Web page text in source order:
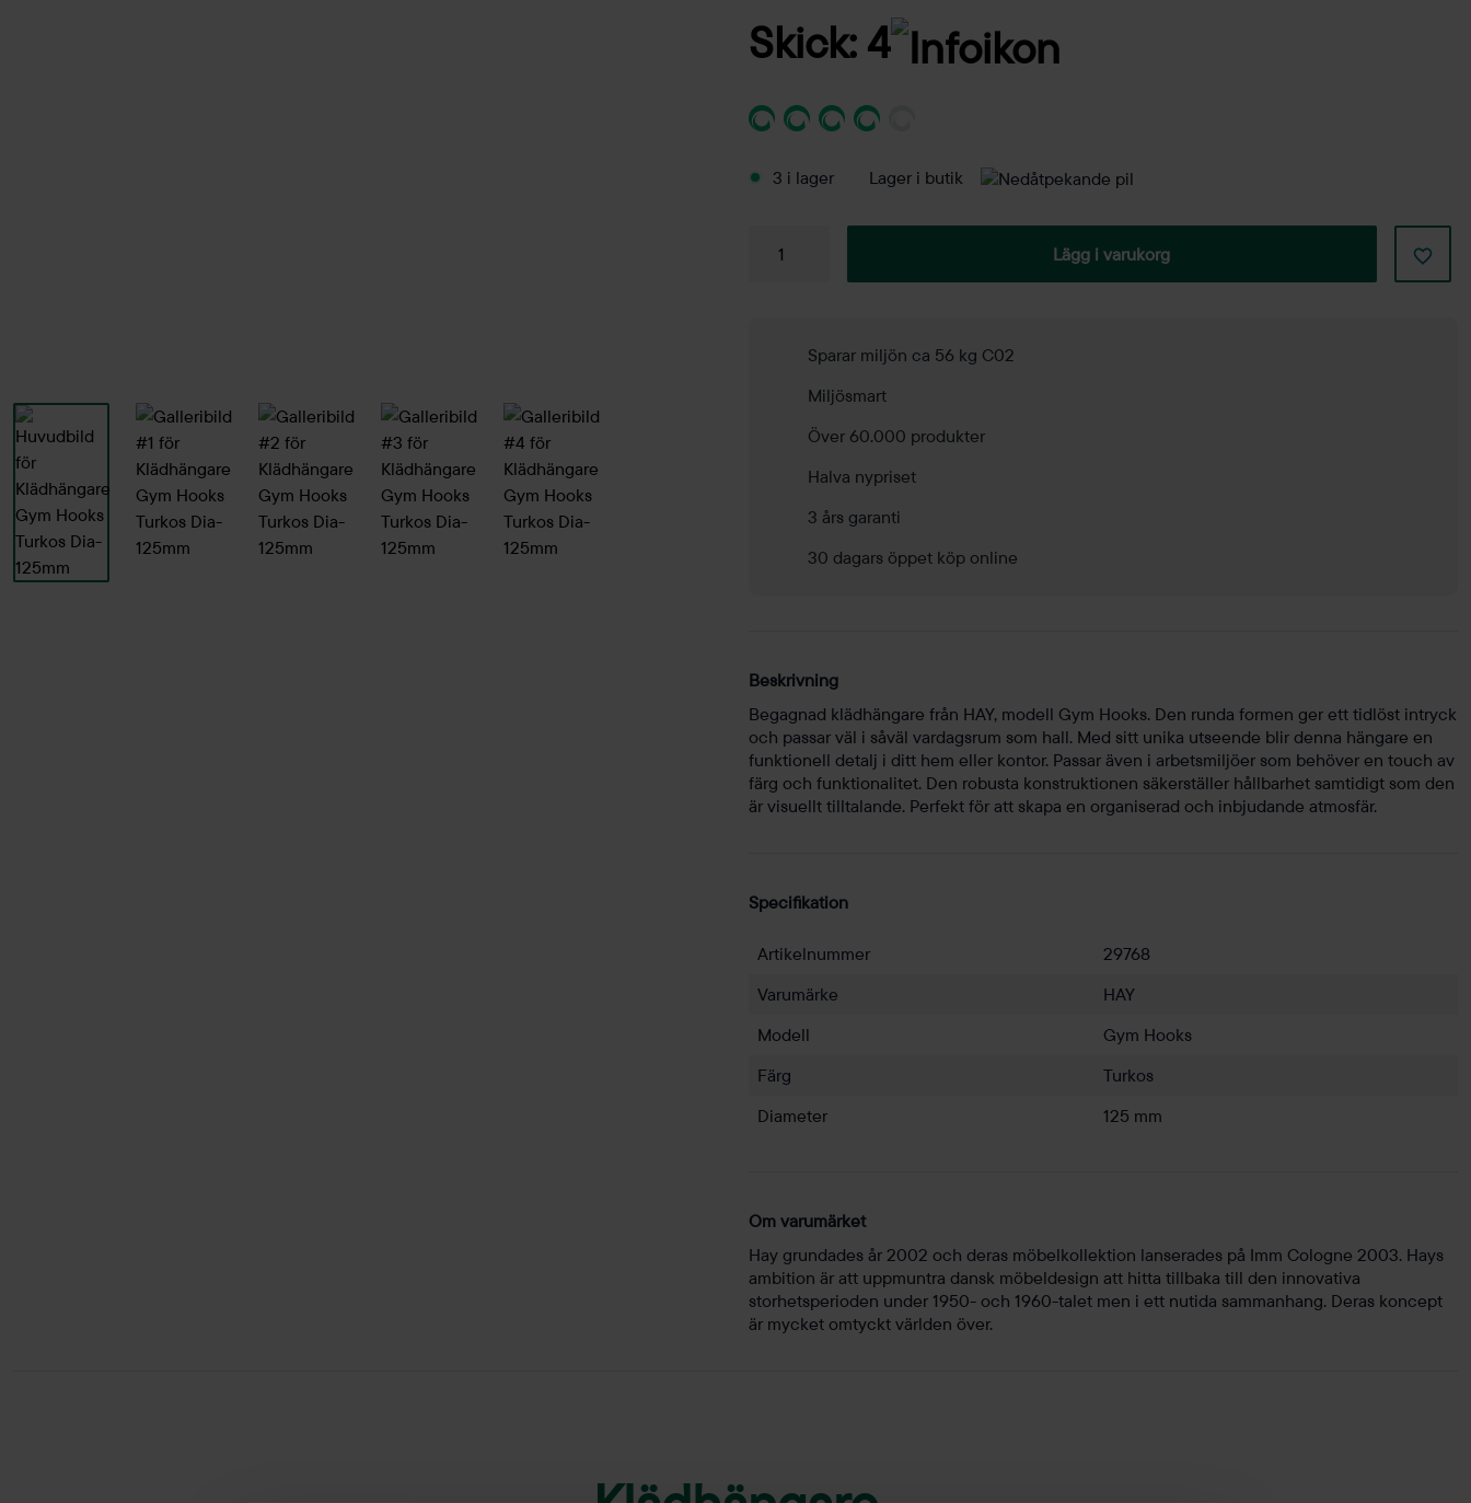
Skick: 4
3 i lager Lager i butik
Klädhängare
Lägg i varukorg
Sparar miljön ca 56 kg C02
Miljösmart
Över 60.000 produkter
Halva nypriset
3 års garanti
30 dagars öppet köp online
Beskrivning
Begagnad klädhängare från HAY, modell Gym Hooks. Den runda formen ger ett tidlöst intryck
och passar väl i såväl vardagsrum som hall. Med sitt unika utseende blir denna hängare en
funktionell detalj i ditt hem eller kontor. Passar även i arbetsmiljöer som behöver en touch av
färg och funktionalitet. Den robusta konstruktionen säkerställer hållbarhet samtidigt som den
är visuellt tilltalande. Perfekt för att skapa en organiserad och inbjudande atmosfär.
Specifikation
Artikelnummer
29768
Varumärke
HAY
Modell
Gym Hooks
Färg
Turkos
Diameter
125 mm
Om varumärket
Hay grundades år 2002 och deras möbelkollektion lanserades på Imm Cologne 2003. Hays
ambition är att uppmuntra dansk möbeldesign att hitta tillbaka till den innovativa
storhetsperioden under 1950- och 1960-talet men i ett nutida sammanhang. Deras koncept
är mycket omtyckt världen över.